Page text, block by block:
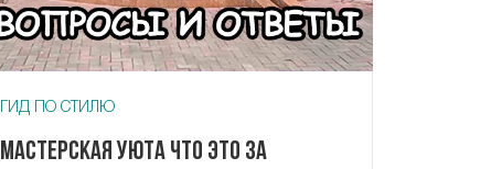
ГИД ПО СТИЛЮ
Мастерская Уюта что это за